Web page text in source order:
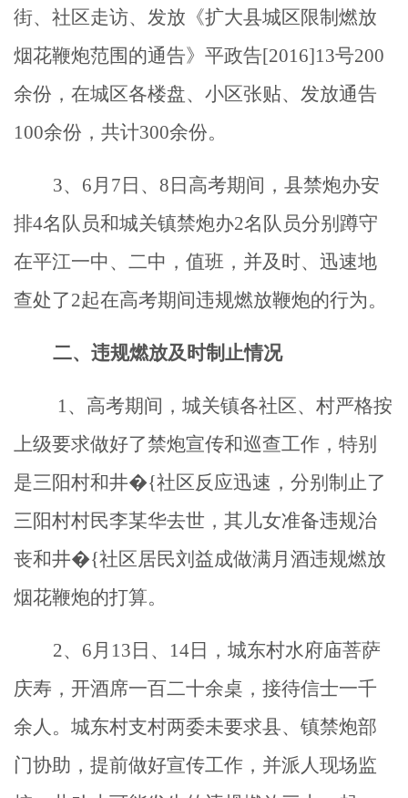
街、社区走访、发放《扩大县城区限制燃放
烟花鞭炮范围的通告》平政告[2016]13号200
余份，在城区各楼盘、小区张贴、发放通告
100余份，共计300余份。
3、6月7日、8日高考期间，县禁炮办安
排4名队员和城关镇禁炮办2名队员分别蹲守
在平江一中、二中，值班，并及时、迅速地
查处了2起在高考期间违规燃放鞭炮的行为。
二、 违规燃放及时制止情况
1、高考期间，城关镇各社区、村严格按
上级要求做好了禁炮宣传和巡查工作，特别
是三阳村和井�{社区反应迅速，分别制止了
三阳村村民李某华去世，其儿女准备违规治
丧和井�{社区居民刘益成做满月酒违规燃放
烟花鞭炮的打算。
2、6月13日、14日，城东村水府庙菩萨
庆寿，开酒席一百二十余桌，接待信士一千
余人。城东村支村两委未要求县、镇禁炮部
门协助，提前做好宣传工作，并派人现场监